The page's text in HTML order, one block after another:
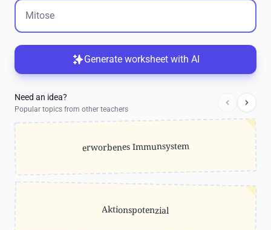
Generate worksheet with AI
Need an idea?
Popular topics from other teachers
erworbenes Immunsystem
Aktionspotenzial